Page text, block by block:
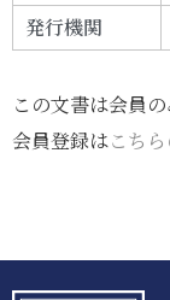
発行機関
この文書は会員の
会員登録はこち